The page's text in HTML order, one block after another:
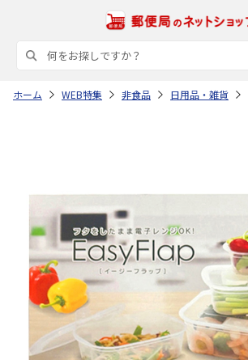
ホーム WEB特集 非食品 日用品・雑貨